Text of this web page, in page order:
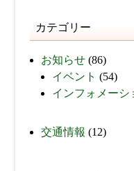
カテゴリー
お知らせ(86)
イベント (54)
インフォメーシ
交通情報 (12)